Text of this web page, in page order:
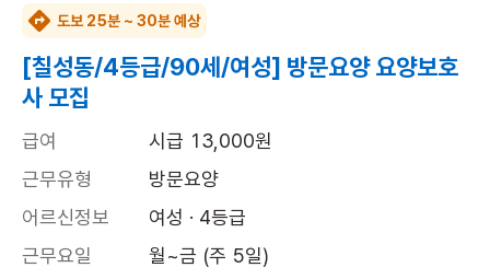
도보 25분 ~ 30분 예상
[칠성동/4등급/90세/여성] 방문요양 요양보호
사 모집
급여
시급 13,000원
근무유형
방문요양
어르신정보
여성 · 4등급
근무요일
월~금 (주 5일)